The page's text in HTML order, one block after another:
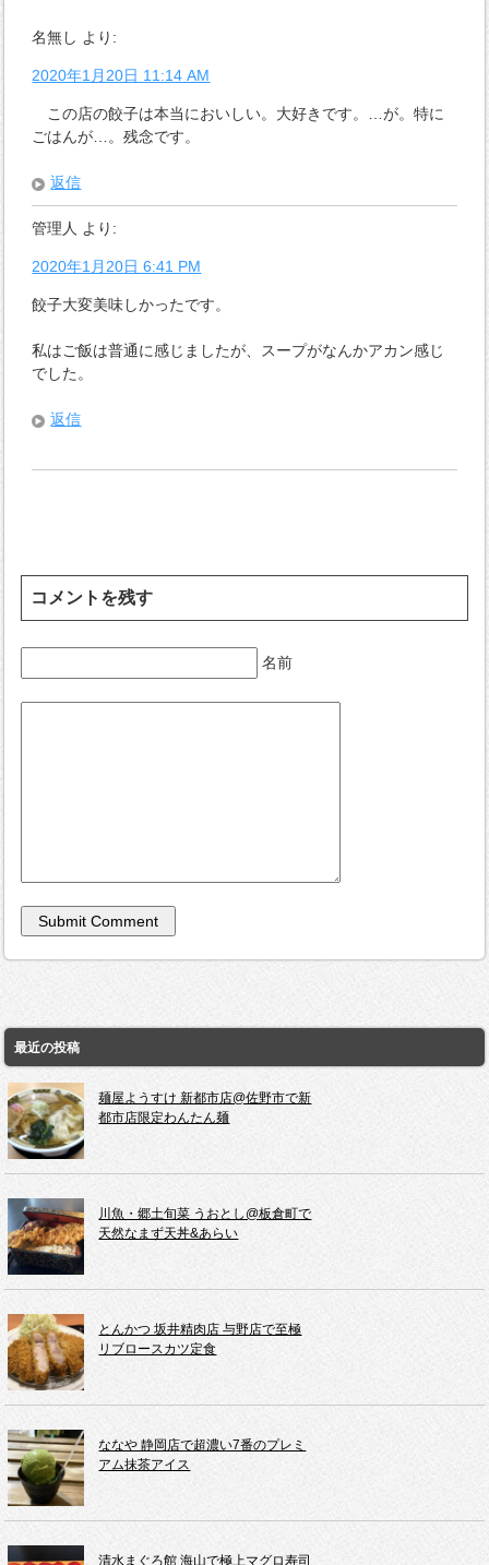
名無し より:
2020年1月20日 11:14 AM
この店の餃子は本当においしい。大好きです。…が。特に
ごはんが…。残念です。
返信
管理人 より:
2020年1月20日 6:41 PM
餃子大変美味しかったです。
私はご飯は普通に感じましたが、スープがなんかアカン感じ
でした。
返信
コメントを残す
名前
最近の投稿
麺屋ようすけ 新都市店@佐野市で新
都市店限定わんたん麺
川魚・郷土旬菜 うおとし@板倉町で
天然なまず天丼&あらい
とんかつ 坂井精肉店 与野店で至極
リブロースカツ定食
ななや 静岡店で超濃い7番のプレミ
アム抹茶アイス
清水まぐろ館 海山で極上マグロ寿司